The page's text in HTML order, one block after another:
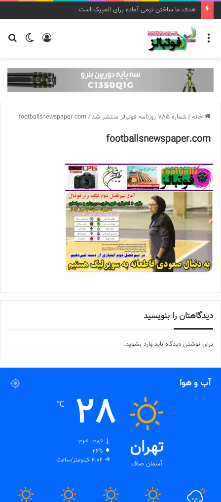
هدف ما ساختن تیمی آماده برای المپیک است
تغییر
ورود منو
خانه/شماره 785 روزنامه فوتبالز منتشر شد /
footballsnewspaper.com
footballsnewspaper.com
دیدگاهتان را بنویسید
برای نوشتن دیدگاه باید وارد بشوید.
آب و هوا
تهران
آسمان صاف
28
℃
32º - 28º
26%
4.02 کیلومتر/ساعت